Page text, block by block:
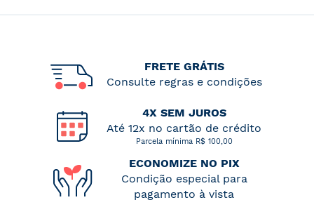
FRETE GRÁTIS
Consulte regras e condições
4X SEM JUROS
Até 12x no cartão de crédito
Parcela mínima R$ 100,00
ECONOMIZE NO PIX
Condição especial para
pagamento à vista